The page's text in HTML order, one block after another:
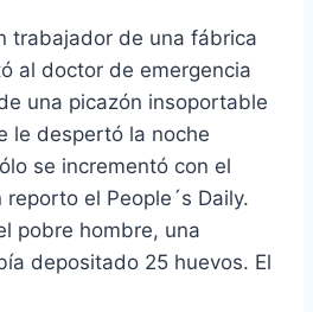
trabajador de una fábrica
al doctor de emergencia
una picazón insoportable
le despertó la noche
se incrementó con el
el People´s Daily.
pobre hombre, una
depositado 25 huevos. El